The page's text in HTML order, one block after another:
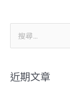
尋
鍵
近期文章